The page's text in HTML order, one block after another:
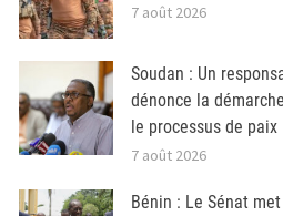
7 août 2026
Soudan : Un
dénonce la
le processus de paix
7 août 2026
Bénin : Le Sénat